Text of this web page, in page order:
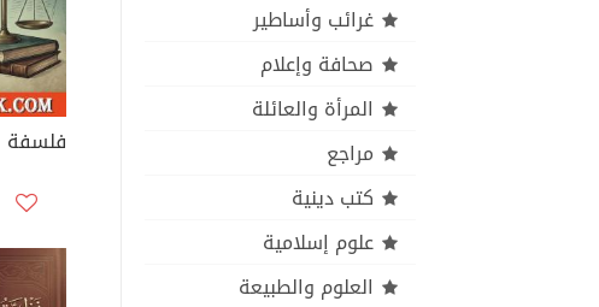
غرائب وأساطير
صحافة وإعلام
المرأة والعائلة
مراجع
كتب دينية
علوم إسلامية
العلوم والطبيعة